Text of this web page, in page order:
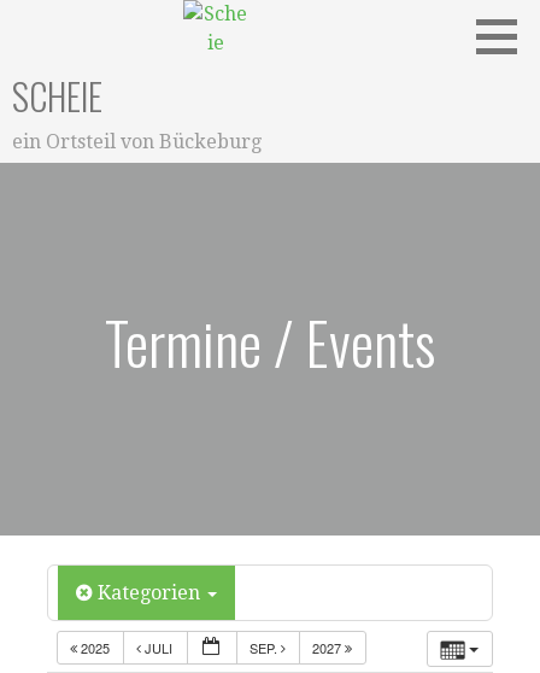
SCHEIE
ein Ortsteil von Bückeburg
Termine / Events
Kategorien
2025 JULI SEP. 2027